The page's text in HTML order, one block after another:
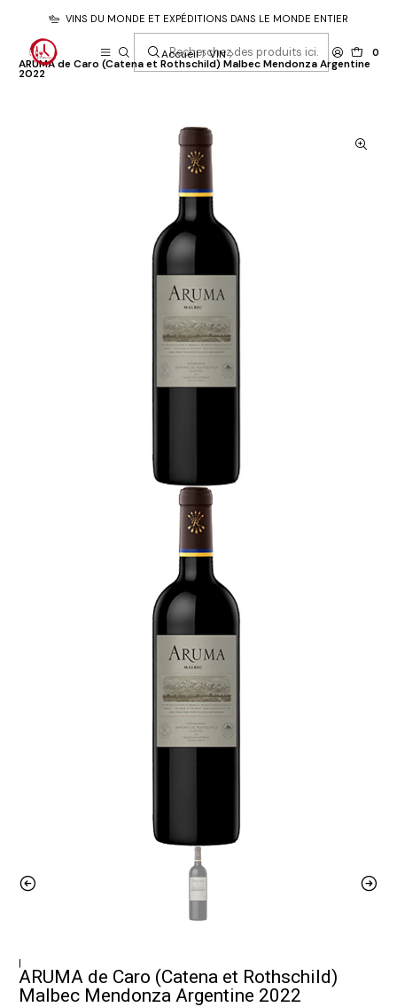
0
VINS DU MONDE ET EXPÉDITIONS DANS LE MONDE ENTIER
Accueil VIN
ARUMA de Caro (Catena et Rothschild) Malbec Mendonza Argentine
2022
|
ARUMA de Caro (Catena et Rothschild)
Malbec Mendonza Argentine 2022